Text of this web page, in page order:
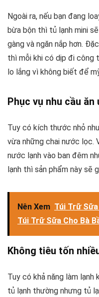
Ngoài ra, nếu bạn đang
bừa bộn thì tủ lạnh mini
gàng và ngăn nắp hơn.
thì mỗi khi có dịp đi công
lo lắng vì không biết để
Phục vụ nhu cầu
Tuy có kích thước nhỏ
vừa những chai nước lọc.
nước lạnh vào ban đêm
lạnh thì sản phẩm này sẽ
Nên Xem Túi Trữ
Túi Trữ Sữa Cho Bà
Không tiêu tốn
Tuy có khả năng làm
tủ lạnh thường nhưng tủ